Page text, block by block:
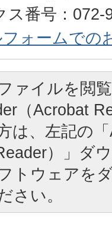
ス番号：072-
フォームでの
ァイルを閲
（Acrobat
は、左記の
）」ダ
トウェアを
さい。